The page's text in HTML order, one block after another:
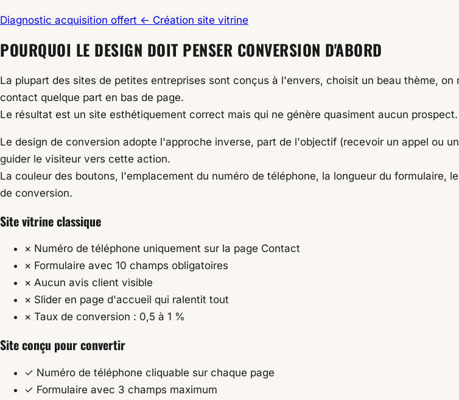
Diagnostic acquisition offert ← Création site vitrine
POURQUOI LE DESIGN DOIT PENSER CONVERSION D'ABORD
La plupart des sites de petites entreprises sont conçus à l'envers, choisit un beau thème,
contact quelque part en bas de page.
Le résultat est un site esthétiquement correct mais qui ne génère quasiment aucun prospect.
Le design de conversion adopte l'approche inverse, part de l'objectif (recevoir un appel ou
guider le visiteur vers cette action.
La couleur des boutons, l'emplacement du numéro de téléphone, la longueur du
de conversion.
Site vitrine classique
× Numéro de téléphone uniquement sur la page Contact
× Formulaire avec 10 champs obligatoires
× Aucun avis client visible
× Slider en page d'accueil qui ralentit tout
× Taux de conversion : 0,5 à 1 %
Site conçu pour convertir
✓ Numéro de téléphone cliquable sur chaque page
✓ Formulaire avec 3 champs maximum